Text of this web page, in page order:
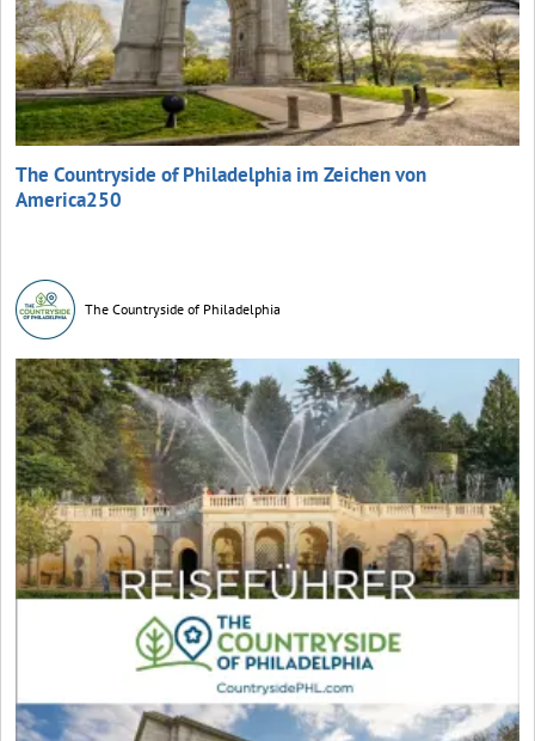
The Countryside of Philadelphia im Zeichen von
America250
The Countryside of Philadelphia